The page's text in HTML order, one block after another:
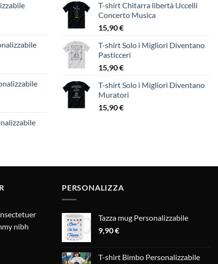
T-shirt Chitarra libertà Uccelli
Concerto Musica
15,90€
T-shirt Solo i Migliori Diventano
Pasticceri
15,90€
T-shirt Solo i Migliori Diventano
Muratori
15,90€
nibh
PERSONALIZZA
Tazza mug Personalizzabile
9,90€
T-shirt Bimbo Personalizzabile